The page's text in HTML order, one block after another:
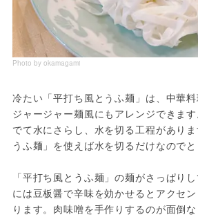
Photo by okamagami
冷たい「平打ち風とうふ麺」は、中華
ジャージャー麺風にもアレンジできま
でて水にさらし、水を切る工程があり
うふ麺」を使えば水を切るだけなのでと
「平打ち風とうふ麺」の麺がさっぱり
には豆板醤で辛味を効かせるとアクセ
ります。肉味噌を手作りするのが面倒